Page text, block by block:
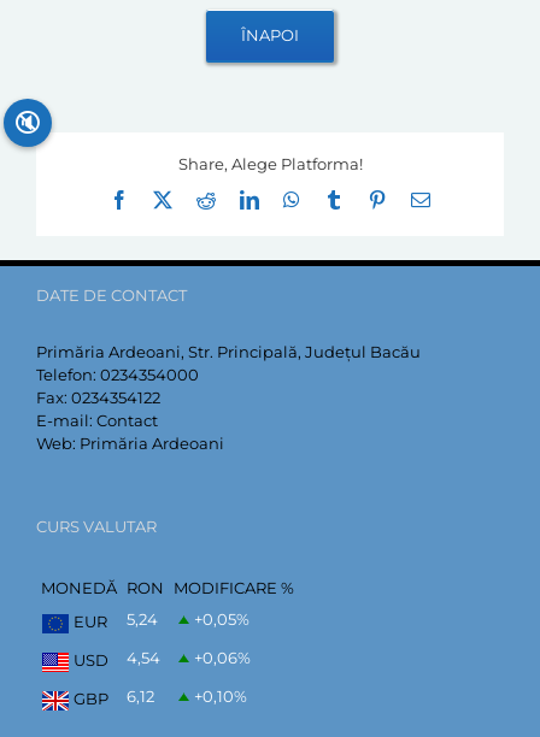
Share, Alege Platforma!
Facebook
RedditLinkedInWhatsApp
Tumblr Pinterest
E-
DATE DE CONTACT
Primăria Ardeoani, Str. Principală, Județul Bacău
Telefon: 0234354000
Fax: 0234354122
E-mail: Contact
Web: Primăria Ardeoani
CURS VALUTAR
MONEDĂ RON
MODIFICARE %
EUR
5,24 +0,05%
USD 4,54 +0,06%
GBP 6,12 +0,10%
🔇